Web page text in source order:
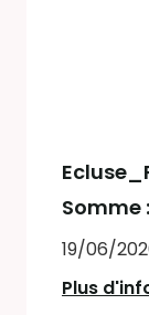
Somme
19/06/
Plus